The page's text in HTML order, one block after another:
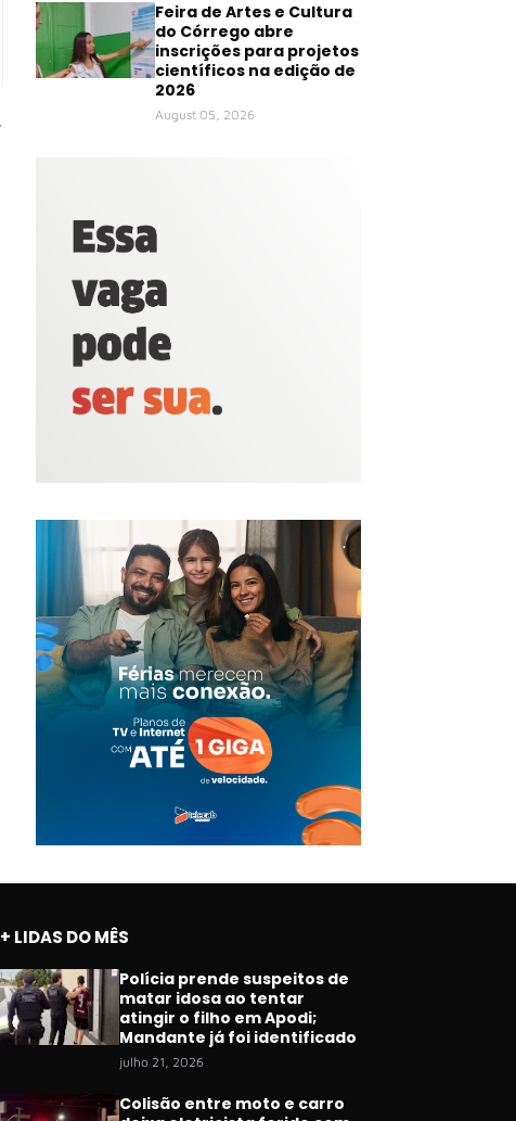
Feira de Artes e Cultura
do Córrego abre
inscrições para projetos
científicos na edição de
2026
August 05, 2026
+ LIDAS DO MÊS
Polícia prende suspeitos de
matar idosa ao tentar
atingir o filho em Apodi;
Mandante já foi identificado
julho 21, 2026
Colisão entre moto e carro